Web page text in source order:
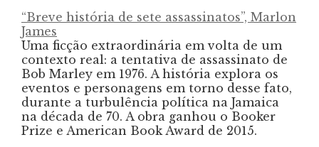
“Breve história de sete assassinatos”, Marlon
James
Uma ficção extraordinária em volta de um
contexto real: a tentativa de assassinato de
Bob Marley em 1976. A história explora os
eventos e personagens em torno desse fato,
durante a turbulência política na Jamaica
na década de 70. A obra ganhou o Booker
Prize e American Book Award de 2015.